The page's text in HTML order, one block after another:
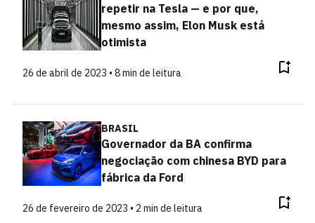
repetir na Tesla — e por que,
mesmo assim, Elon Musk está
otimista
26 de abril de 2023 • 8 min de leitura
BRASIL
Governador da BA confirma
negociação com chinesa BYD para
fábrica da Ford
26 de fevereiro de 2023 • 2 min de leitura